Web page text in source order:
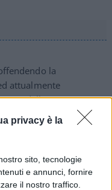
privacy è la
sito, tecnologie
e annunci, fornire
il nostro traffico.
la
attualmente
dalla Costituzione.